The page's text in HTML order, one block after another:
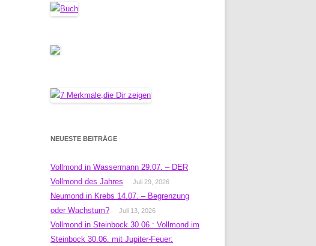
NEUESTE BEITRÄGE
Vollmond in Wassermann 29.07. – DER
Vollmond des Jahres
Juli 29, 2026
Neumond in Krebs 14.07. – Begrenzung
oder Wachstum?
Juli 13, 2026
Vollmond in Steinbock 30.06.: Vollmond im
Steinbock 30.06. mit Jupiter-Feuer: